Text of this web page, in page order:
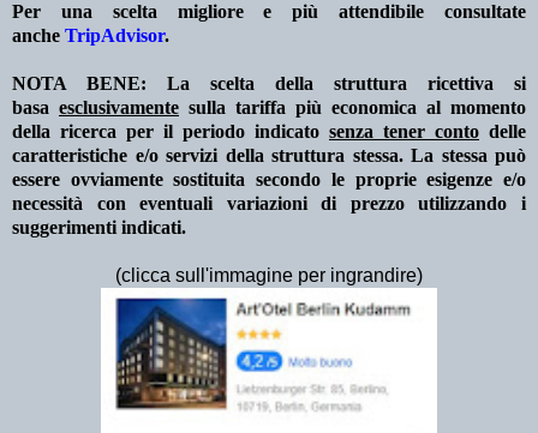
Per una scelta migliore e più attendibile consultate
anche TripAdvisor.
NOTA BENE: La scelta della struttura ricettiva si
basa esclusivamente sulla tariffa più economica al momento
della ricerca per il periodo indicato senza tener conto delle
caratteristiche e/o servizi della struttura stessa. La stessa può
essere ovviamente sostituita secondo le proprie esigenze e/o
necessità con eventuali variazioni di prezzo utilizzando i
suggerimenti indicati.
(clicca sull'immagine per ingrandire)